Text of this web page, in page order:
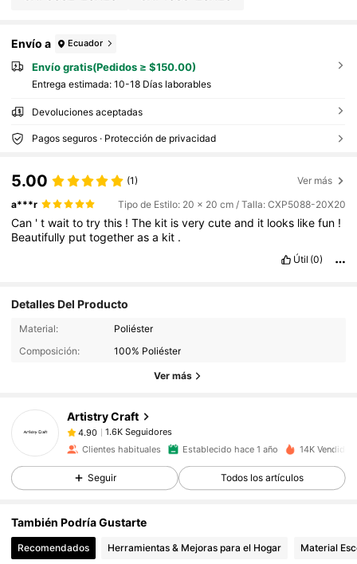
Envío a Ecuador
Envío gratis(Pedidos ≥ $150.00)
Entrega estimada: 10-18 Días laborables
Devoluciones aceptadas
Pagos seguros · Protección de privacidad
5.00 (1) Ver más
a***r Tipo de Estilo: 20 x 20 cm / Talla: CXP5088-20X20
Can 'twaittotrythis !The kit isverycuteand it looks likefun !
Beautifully puttogetherasa kit .
Útil (0)
Detalles Del Producto
Material:
Poliéster
Composición:
100% Poliéster
Ver más
Artistry Craft
4.90
1.6K Seguidores
f***o seguidoHace 1 día
4.90
1.6K Seguidores
4.90 1.6K Seguidores
4.90 1.6K Seguidores
4.90 1.6K Seguidores
Clientes habituales Establecido hace 1 año 14K Vendido
Seguir Todos los artículos
También Podría Gustarte
Recomendados Herramientas & Mejoras para el Hogar Material